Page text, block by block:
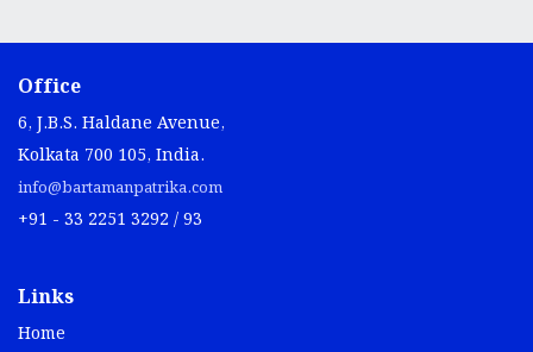
Office
6, J.B.S. Haldane Avenue,
Kolkata 700 105, India.
info@bartamanpatrika.com
+91 - 33 2251 3292 / 93
Links
Home